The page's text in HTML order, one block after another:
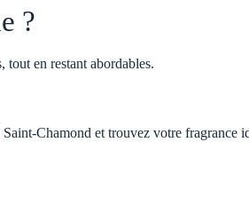
?
tout en restant abordables.
Chamond et trouvez votre fragrance